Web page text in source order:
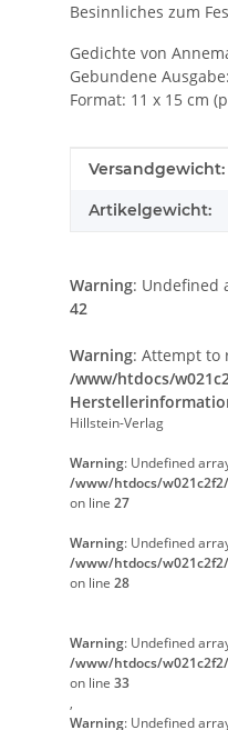
Besinnliches zum
Gedichte von
Gebundene
Format: 11 x 15 cm
Produkteigenschaft
Wert
Versandgewicht:
Artikelgewicht:
Warning: Undefined
42
Warning: Attempt to
/www/htdocs/
Hillstein-Verlag
Warning: Undefined
/www/htdocs/w021c2f2/
on line 27
Warning: Undefined
/www/htdocs/w021c2f2/
on line 28
Warning: Undefined
/www/htdocs/w021c2f2/
on line 33
,
Warning: Undefined